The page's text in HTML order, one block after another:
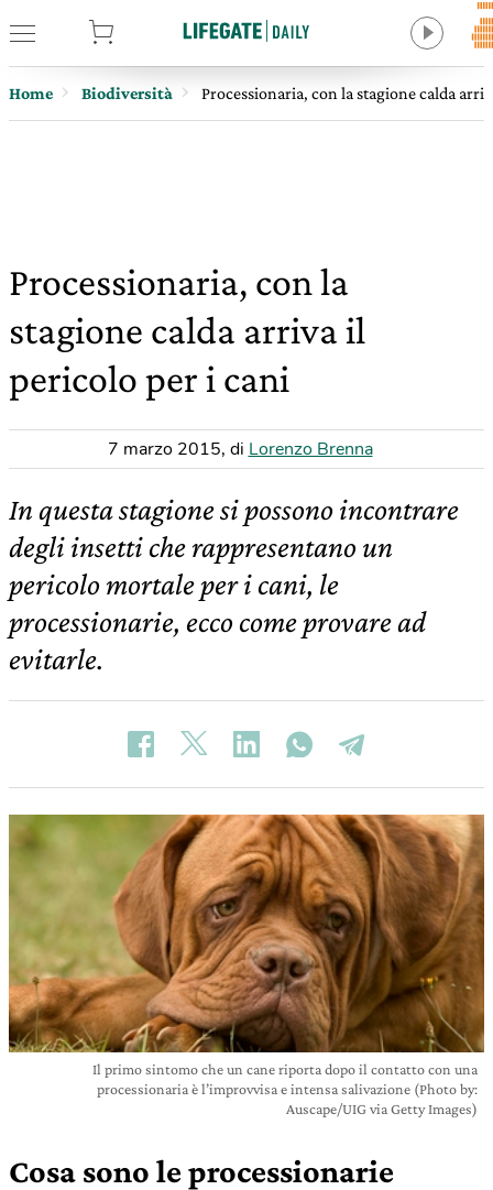
Home Biodiversità Processionaria, con la stagione calda
Processionaria, con la
stagione calda arriva il
pericolo per i cani
7 marzo 2015, di Lorenzo Brenna
In questa stagione si possono incontrare
degli insetti che rappresentano un
pericolo mortale per i cani, le
processionarie, ecco come provare ad
evitarle.
Il primo sintomo che un cane riporta dopo il contatto con una
processionaria è l’improvvisa e intensa salivazione (Photo by:
Auscape/UIG via Getty Images)
Cosa sono le processionarie